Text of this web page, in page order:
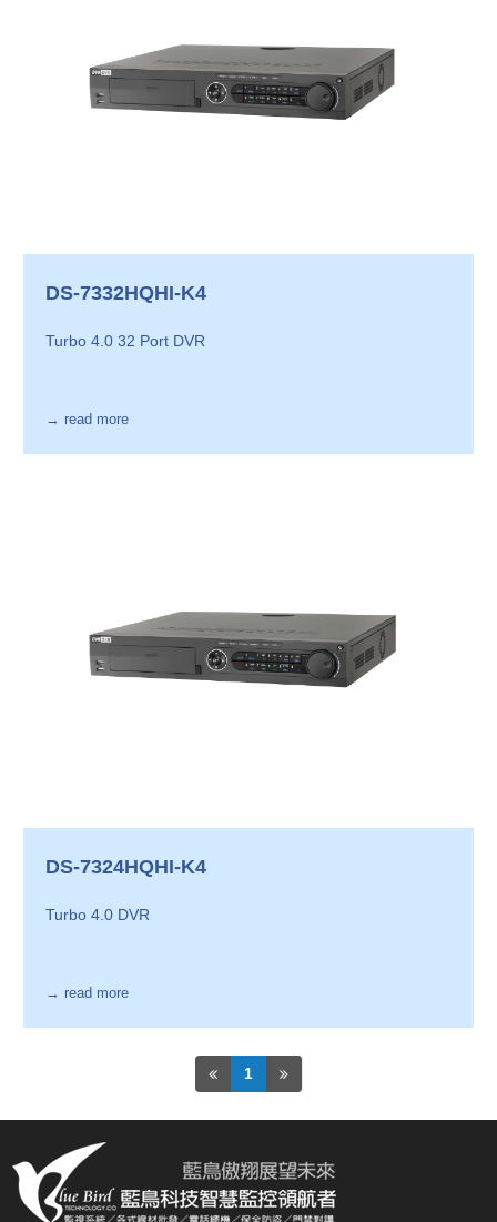
DS-7332HQHI-K4
Turbo 4.0 32 Port DVR
→ read more
DS-7324HQHI-K4
Turbo 4.0 DVR
→ read more
1